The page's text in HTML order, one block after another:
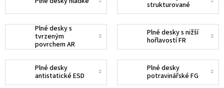
strukturované
Plné desky s
tvrzeným
povrchem AR
Plné desky s nižší
hořlavostí FR
Plné desky
antistatické ESD
Plné desky
potravinářské FG